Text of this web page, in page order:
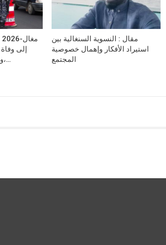
،والسلطات الأمنية تدعو…
مقال : النسوية السنغالية بين
استيراد الأفكار وإهمال خصوصية
المجتمع